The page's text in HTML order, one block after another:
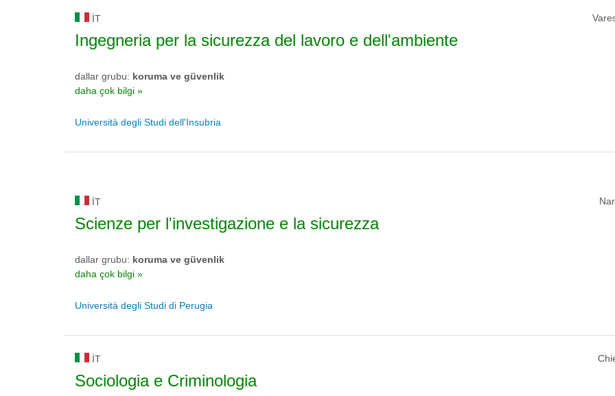
IT
Ingegneria per la sicurezza del lavoro e dell'ambiente
dallar grubu: koruma ve güvenlik
daha çok bilgi »
Università degli Studi dell'Insubria
IT
Scienze per l'investigazione e la sicurezza
dallar grubu: koruma ve güvenlik
daha çok bilgi »
Università degli Studi di Perugia
IT
Sociologia e Criminologia